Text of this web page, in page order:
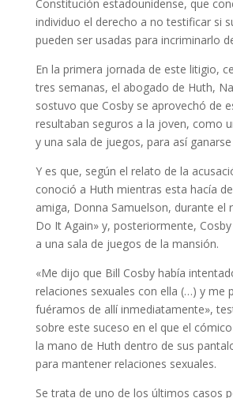
Constitución estadounidense, que
individuo el derecho a no testificar si
pueden ser usadas para incriminarlo
En la primera jornada de este litigio,
tres semanas, el abogado de Huth,
sostuvo que Cosby se aprovechó de
resultaban seguros a la joven, como
y una sala de juegos, para así
Y es que, según el relato de la
conoció a Huth mientras esta hacía
amiga, Donna Samuelson, durante el
Do It Again» y, posteriormente,
a una sala de juegos de la mansión.
«Me dijo que Bill Cosby había
relaciones sexuales con ella (…) y me
fuéramos de allí inmediatamente»,
sobre este suceso en el que el
la mano de Huth dentro de sus
para mantener relaciones sexuales.
Se trata de uno de los últimos casos